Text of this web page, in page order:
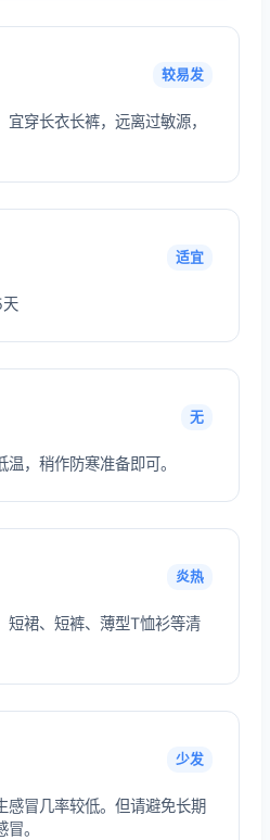
较易发
穿长衣长裤，远离过敏源，
适宜
天
无
，稍作防寒准备即可。
炎热
短裙、短裤、薄型T恤衫等清
少发
感冒几率较低。但请避免长期
。